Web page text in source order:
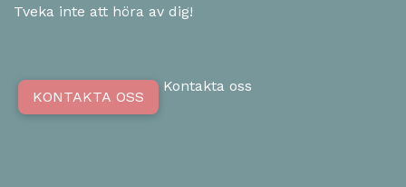
Tveka inte att höra av dig!
KONTAKTA OSS
Kontakta oss